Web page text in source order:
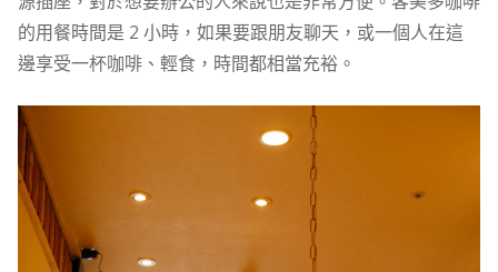
的用餐時間是 2 小時，如果要跟朋友聊天，或一個人在這
邊享受一杯咖啡、輕食，時間都相當充裕。